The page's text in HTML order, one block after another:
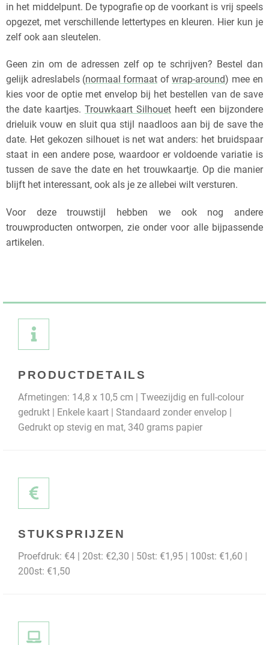
in het middelpunt. De typografie op de voorkant is vrij speels
opgezet, met verschillende lettertypes en kleuren. Hier kun je
zelf ook aan sleutelen.
Geen zin om de adressen zelf op te schrijven? Bestel dan
gelijk adreslabels (normaal formaat of wrap-around) mee en
kies voor de optie met envelop bij het bestellen van de save
the date kaartjes. Trouwkaart Silhouet heeft een bijzondere
drieluik vouw en sluit qua stijl naadloos aan bij de save the
date. Het gekozen silhouet is net wat anders: het bruidspaar
staat in een andere pose, waardoor er voldoende variatie is
tussen de save the date en het trouwkaartje. Op die manier
blijft het interessant, ook als je ze allebei wilt versturen.
Voor deze trouwstijl hebben we ook nog andere
trouwproducten ontworpen, zie onder voor alle bijpassende
artikelen.
PRODUCTDETAILS
Afmetingen: 14,8 x 10,5 cm | Tweezijdig en full-colour
gedrukt | Enkele kaart | Standaard zonder envelop |
Gedrukt op stevig en mat, 340 grams papier
STUKSPRIJZEN
Proefdruk: €4 | 20st: €2,30 | 50st: €1,95 | 100st: €1,60 |
200st: €1,50